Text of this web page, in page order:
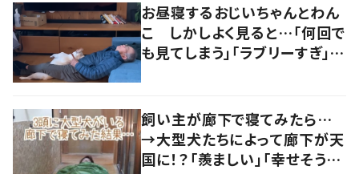
お昼寝するおじいちゃんとわん
こ しかしよく見ると…「何回で
も見てしまう」「ラブリーすぎ」の
飼い主が廊下で寝てみたら…
→大型犬たちによって廊下が天
国に！？「羨ましい」「幸せそう」